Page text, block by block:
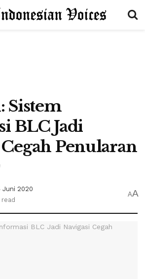
Sistem
BLC Jadi
Penularan
Juni 2020
AA